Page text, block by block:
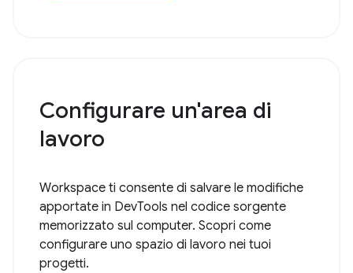
Configurare un'area di
lavoro
Workspace ti consente di salvare le modifiche
apportate in DevTools nel codice sorgente
memorizzato sul computer. Scopri come
configurare uno spazio di lavoro nei tuoi
progetti.